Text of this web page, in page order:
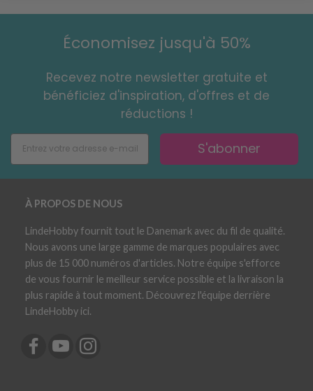
Économisez jusqu'à 50%
Recevez notre newsletter gratuite et
bénéficiez d'inspiration, d'offres et de
réductions !
S'abonner
À PROPOS DE NOUS
LindeHobby fournit tout le Danemark avec du fil de qualité.
Nous avons une large gamme de marques populaires avec
plus de 15 000 numéros d'articles. Notre équipe s'efforce
de vous fournir le meilleur service possible et la livraison la
plus rapide à tout moment. Découvrez l'équipe derrière
LindeHobby ici.